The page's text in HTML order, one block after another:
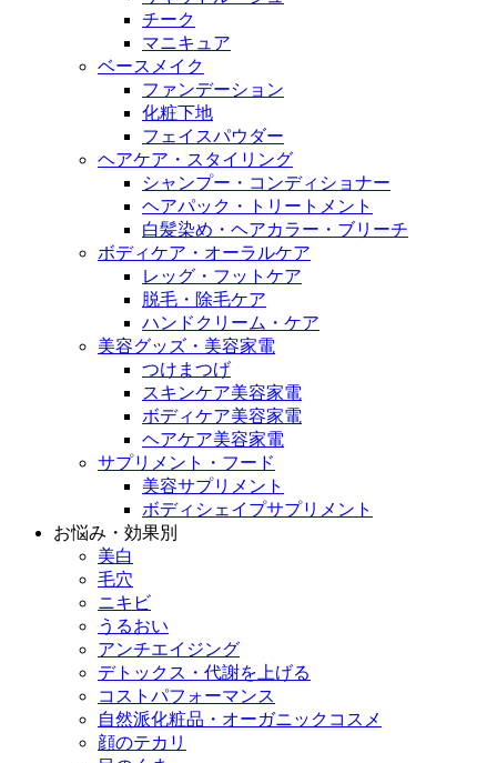
チーク
マニキュア
ベースメイク
ファンデーション
化粧下地
フェイスパウダー
ヘアケア・スタイリング
シャンプー・コンディショナー
ヘアパック・トリートメント
白髪染め・ヘアカラー・ブリーチ
ボディケア・オーラルケア
レッグ・フットケア
脱毛・除毛ケア
ハンドクリーム・ケア
美容グッズ・美容家電
つけまつげ
スキンケア美容家電
ボディケア美容家電
ヘアケア美容家電
サプリメント・フード
美容サプリメント
ボディシェイプサプリメント
お悩み・効果別
美白
毛穴
ニキビ
うるおい
アンチエイジング
デトックス・代謝を上げる
コストパフォーマンス
自然派化粧品・オーガニックコスメ
顔のテカリ